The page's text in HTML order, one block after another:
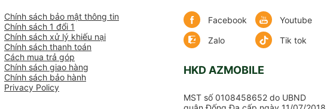
Chính sách bảo mật thông tin
Chính sách 1 đổi 1
Chính sách xử lý khiếu nại
Chính sách thanh toán
Cách mua trả góp
Chính sách giao hàng
Chính sách bảo hành
Privacy Policy
Facebook
Youtube
Zalo
Tik tok
HKD AZMOBILE
MST số 0108458652 do UBND